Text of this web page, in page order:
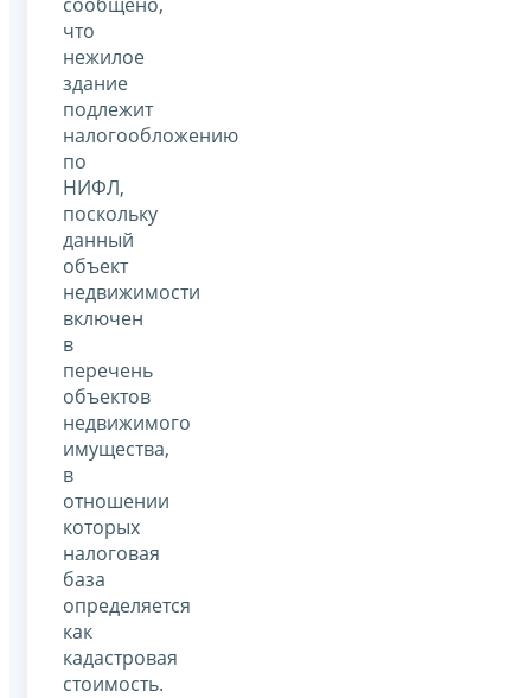
что
нежилое
здание
подлежит
налогообложению
по
НИФЛ,
поскольку
данный
объект
недвижимости
включен
в
перечень
объектов
недвижимого
имущества,
в
отношении
которых
налоговая
база
определяется
как
кадастровая
стоимость.